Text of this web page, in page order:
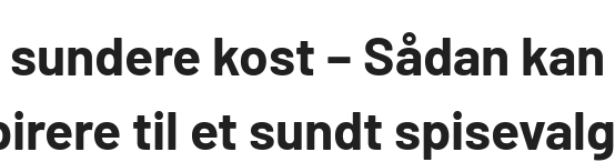
kost – Sådan kan
til et sundt spisevalg